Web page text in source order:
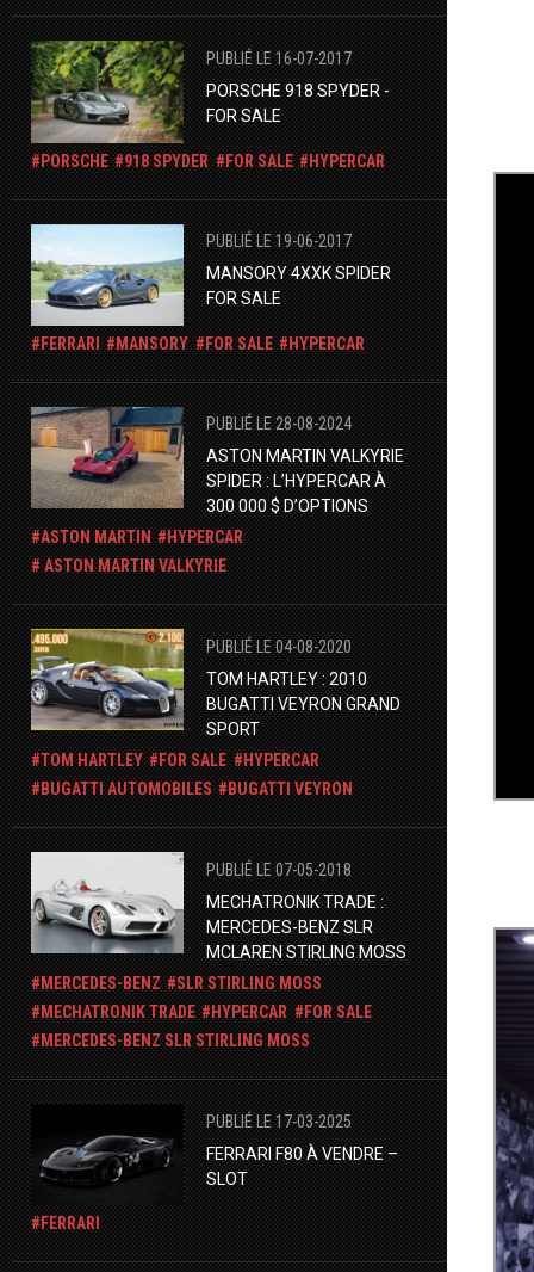
PUBLIÉ LE 16-07-2017
PORSCHE 918 SPYDER -
FOR SALE
PORSCHE 918 SPYDER FOR SALE HYPERCAR
PUBLIÉ LE 19-06-2017
MANSORY 4XXK SPIDER
FOR SALE
FERRARI MANSORY FOR SALE HYPERCAR
PUBLIÉ LE 28-08-2024
ASTON MARTIN VALKYRIE
SPIDER : L’HYPERCAR À
300 000 $ D’OPTIONS
ASTON MARTIN
HYPERCAR
ASTON MARTIN VALKYRIE
PUBLIÉ LE 04-08-2020
TOM HARTLEY : 2010
BUGATTI VEYRON GRAND
SPORT
TOM HARTLEY
FOR SALE
HYPERCAR
BUGATTI AUTOMOBILES
BUGATTI VEYRON
PUBLIÉ LE 07-05-2018
MECHATRONIK TRADE :
MERCEDES-BENZ SLR
MCLAREN STIRLING MOSS
MERCEDES-BENZ
SLR STIRLING MOSS
MECHATRONIK TRADE
HYPERCAR
FOR SALE
​MERCEDES-BENZ SLR STIRLING MOSS
PUBLIÉ LE 17-03-2025
​FERRARI F80 À VENDRE –
SLOT
FERRARI